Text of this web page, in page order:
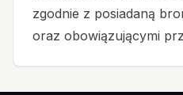
zgodnie z posiadaną
oraz obowiązującymi